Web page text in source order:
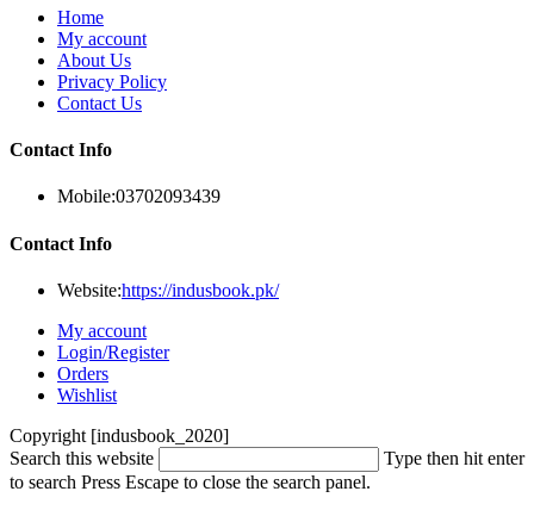
Home
My account
About Us
Privacy Policy
Contact Us
Contact Info
Mobile:03702093439
Contact Info
Website:https://indusbook.pk/
My account
Login/Register
Orders
Wishlist
Copyright [indusbook_2020]
Search this website
Type then hit enter
to search Press Escape to close the search panel.